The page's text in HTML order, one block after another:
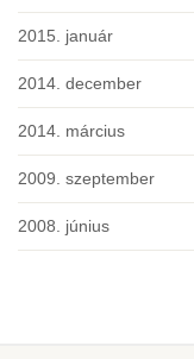
2015. január
2014. december
2014. március
2009. szeptember
2008. június